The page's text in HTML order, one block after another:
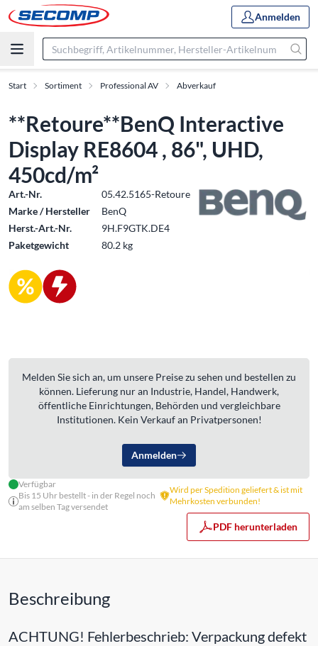
Anmelden
Start Sortiment Professional AV Abverkauf
**Retoure**BenQ Interactive
Display RE8604 , 86", UHD,
450cd/m²
Art.-Nr.
05.42.5165-Retoure
Marke / Hersteller
BenQ
Herst.-Art.-Nr.
9H.F9GTK.DE4
Paketgewicht
80.2 kg
Melden Sie sich an, um unsere Preise zu sehen und bestellen zu
können. Lieferung nur an Industrie, Handel, Handwerk,
öffentliche Einrichtungen, Behörden und vergleichbare
Institutionen. Kein Verkauf an Privatpersonen!
Anmelden
Verfügbar
Bis 15 Uhr bestellt - in der Regel noch
am selben Tag versendet
Wird per Spedition geliefert & ist mit
Mehrkosten verbunden!
PDF herunterladen
Beschreibung
ACHTUNG! Fehlerbeschrieb: Verpackung defekt